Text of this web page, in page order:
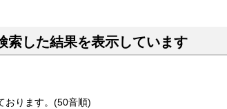
索した結果を表示しています
おります。(50音順)